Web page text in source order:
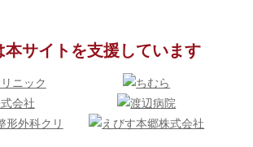
本サイトを支援しています